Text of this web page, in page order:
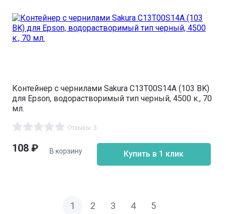
Контейнер с чернилами Sakura C13T00S14A (103 BK)
для Epson, водорастворимый тип черный, 4500 к., 70
мл.
Отзывы: 3
108 ₽ В корзину Купить в 1 клик
1 2 3 4 5